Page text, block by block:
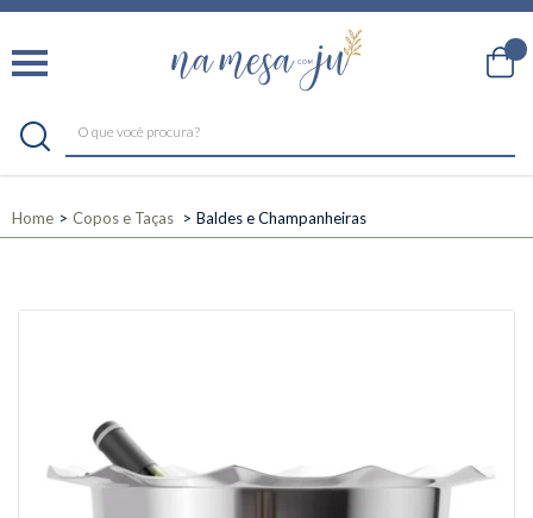
Home Copos e Taças Baldes e Champanheiras